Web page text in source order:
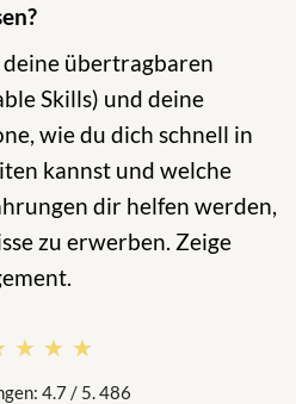
übertragbaren
Skills) und deine
wie du dich schnell in
kannst und welche
dir helfen werden,
zu erwerben. Zeige
4.7 / 5. 486